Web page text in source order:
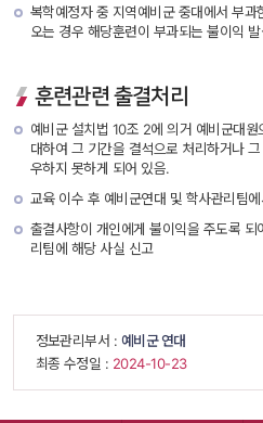
복학예정자 중 지역예비군 중대에서 부
오는 경우 해당훈련이 부과되는 불이익 발
훈련관련 출결처리
예비군 설치법 10조 2에 의거 예비군대
대하여 그 기간을 결석으로 처리하거나
우하지 못하게 되어 있음.
교육 이수 후 예비군연대 및 학사관리팀
출결사항이 개인에게 불이익을 주도록
리팀에 해당 사실 신고
정보관리부서 : 예비군 연대
최종 수정일 : 2024-10-23